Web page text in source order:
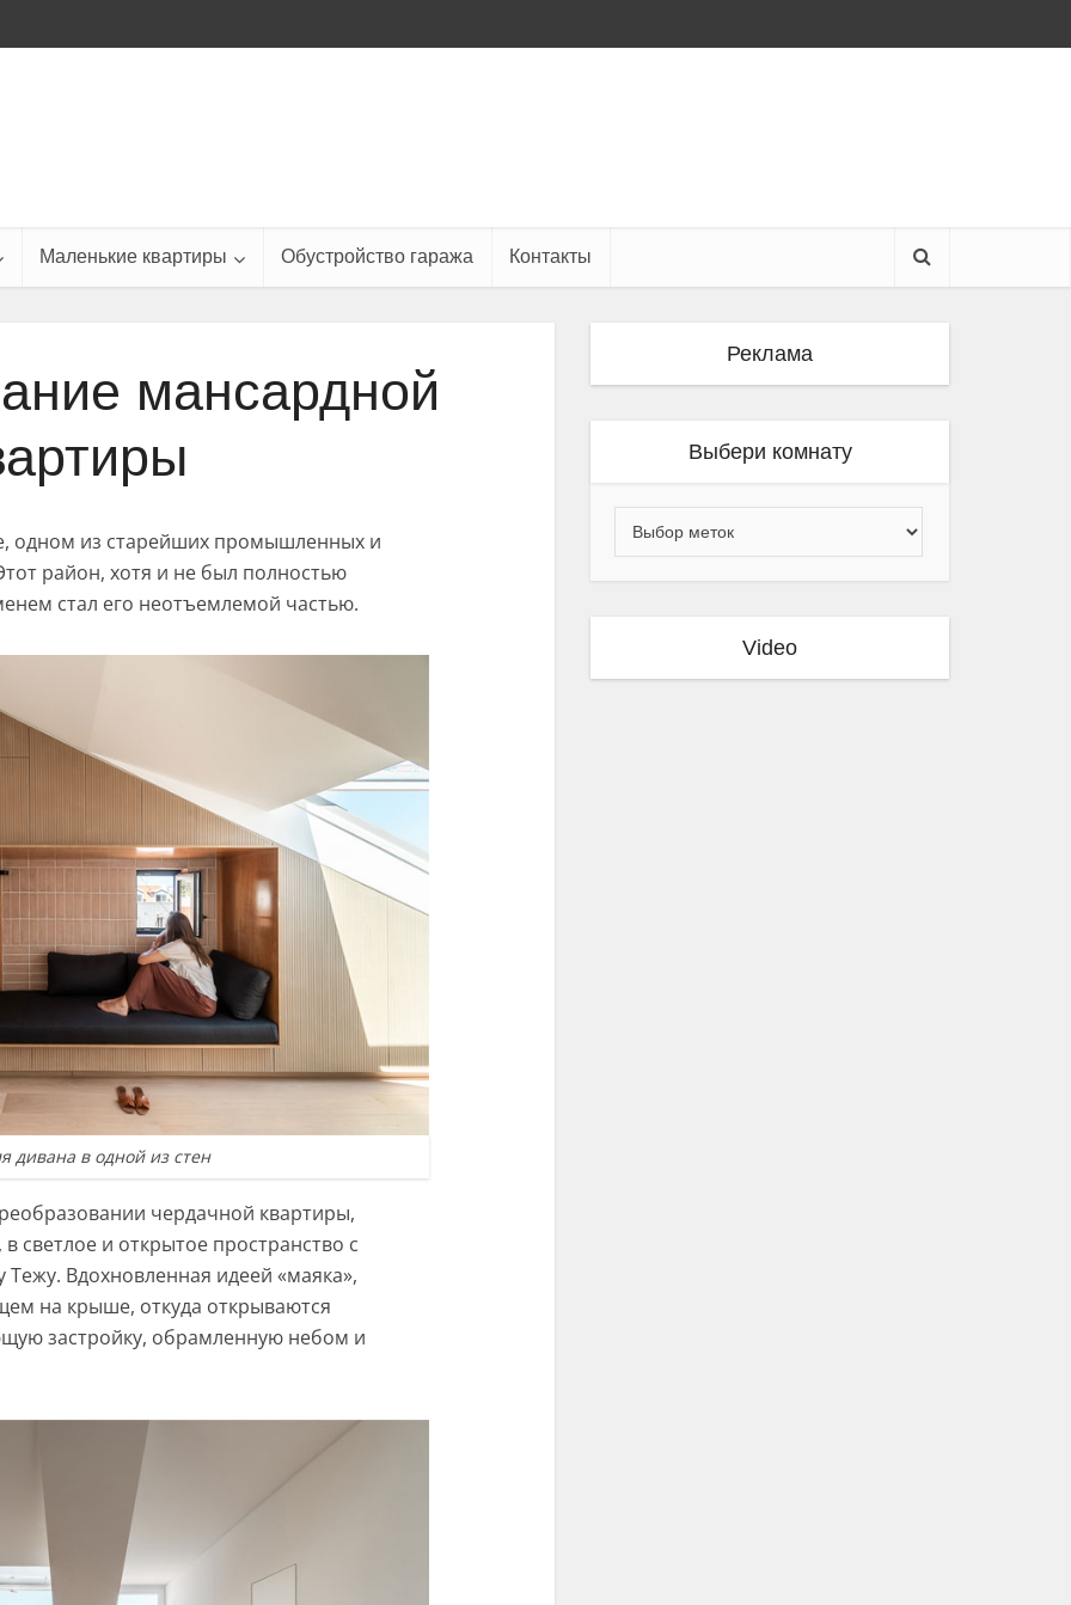
Маленькие квартиры Обустройство гаража Контакты
мансардной
одном из старейших промышленных и
район, хотя и не был полностью
стал его неотъемлемой частью.
дивана в одной из стен
чердачной квартиры,
светлое и открытое пространство с
Вдохновленная идеей «маяка»,
на крыше, откуда открываются
застройку, обрамленную небом и
Реклама
Выбери комнату
Video